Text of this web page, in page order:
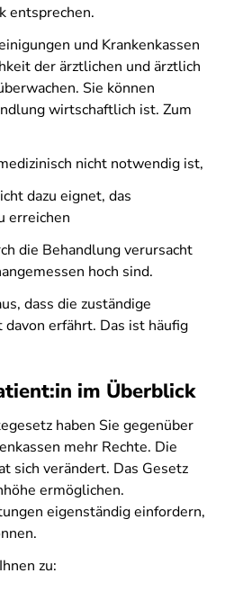
entsprechen.
und Krankenkassen
der ärztlichen und ärztlich
Sie können
wirtschaftlich ist. Zum
nicht notwendig ist,
dazu eignet, das
erreichen
die Behandlung verursacht
hoch sind.
dass die zuständige
erfährt. Das ist häufig
im Überblick
haben Sie gegenüber
mehr Rechte. Die
sich verändert. Das Gesetz
ermöglichen.
eigenständig einfordern,
zu: